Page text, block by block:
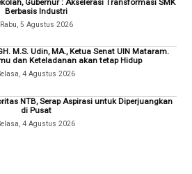
Gubernur : Akselerasi Transformasi SMK
Berbasis Industri
Rabu, 5 Agustus 2026
M.S. Udin, MA., Ketua Senat UIN Mataram.
dan Keteladanan akan tetap Hidup
4 Agustus 2026
NTB, Serap Aspirasi untuk Diperjuangkan
di Pusat
4 Agustus 2026